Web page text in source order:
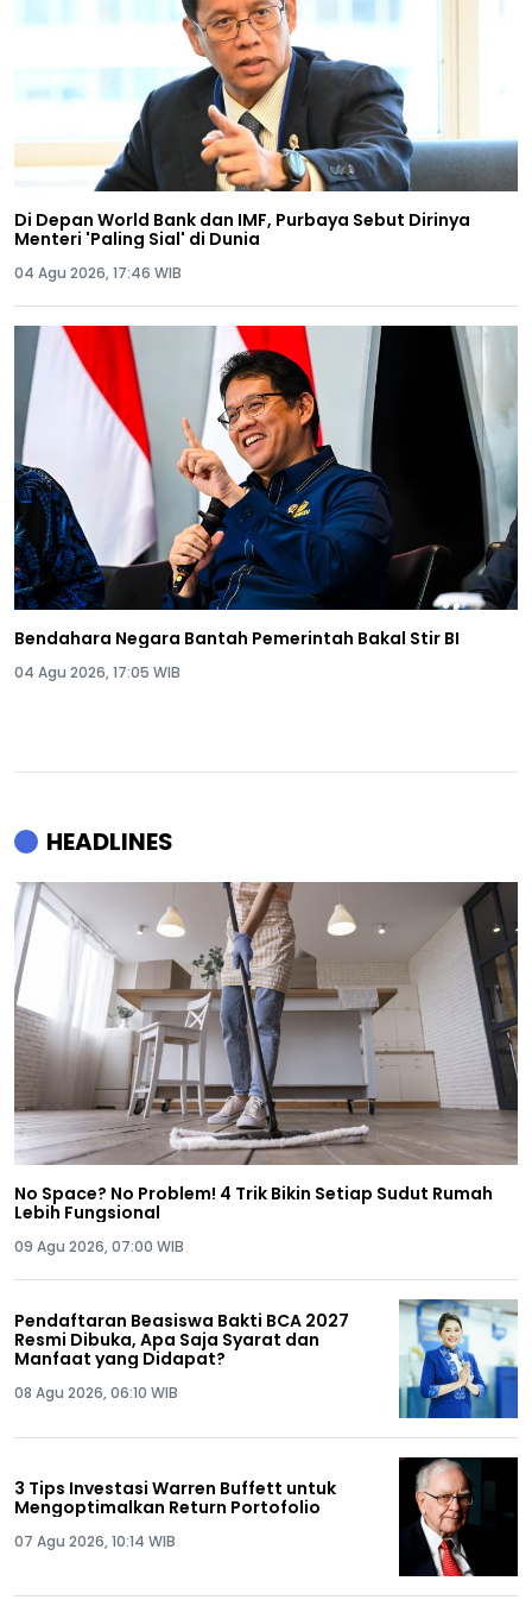
Di Depan World Bank dan IMF, Purbaya Sebut Dirinya
Menteri 'Paling Sial' di Dunia
04 Agu 2026, 17:46 WIB
Bendahara Negara Bantah Pemerintah Bakal Stir BI
04 Agu 2026, 17:05 WIB
HEADLINES
No Space? No Problem! 4 Trik Bikin Setiap Sudut Rumah
Lebih Fungsional
09 Agu 2026, 07:00 WIB
Pendaftaran Beasiswa Bakti BCA 2027
Resmi Dibuka, Apa Saja Syarat dan
Manfaat yang Didapat?
08 Agu 2026, 06:10 WIB
3 Tips Investasi Warren Buffett untuk
Mengoptimalkan Return Portofolio
07 Agu 2026, 10:14 WIB